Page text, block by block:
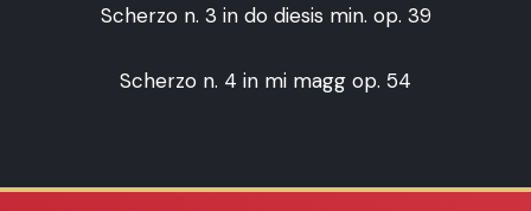
Scherzo n. 3 in do diesis min. op. 39
Scherzo n. 4 in mi magg op. 54